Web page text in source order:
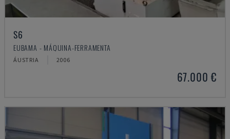
S6
EUBAMA - MÁQUINA-FERRAMENTA
ÁUSTRIA 2006
67.000 €